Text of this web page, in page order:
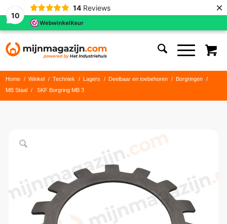
10
14 Reviews ×
Home / Winkel / Techniek / Lagers / Deelbaar en toebehoren / Borgringen
/
MB Staal
/ SKF Borgring MB 3